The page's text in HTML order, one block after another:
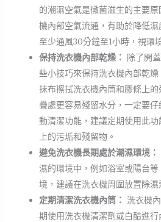
的潮濕空氣是黴菌滋生的主要
機內部空氣流通，有助於降低
至少通風30分鐘至1小時，視環
保持洗衣機內部乾燥： 除了開
些小技巧來保持洗衣機內部乾
抹布擦拭洗衣機內筒和膠條上
疊處更容易殘留水分，一定要
動清潔功能，建議定期使用此
上的污垢和殘留物。
避免洗衣機長期處於潮濕環境：
濕的環境中，例如浴室或陽台
境，建議在洗衣機周圍放置除濕
定期清潔洗衣機內筒： 洗衣機
期使用洗衣機清潔劑或白醋進